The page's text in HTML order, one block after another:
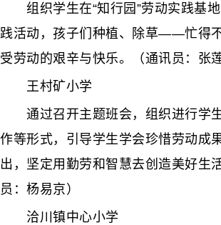
组织学生在“知行园”劳动实践基地
践活动，孩子们种植、除草——忙得
受劳动的艰辛与快乐。（通讯员：张莲
王村矿小学
通过召开主题班会，组织进行学生
作等形式，引导学生学会珍惜劳动成
出，坚定用勤劳和智慧去创造美好生
员：杨易京）
洽川镇中心小学